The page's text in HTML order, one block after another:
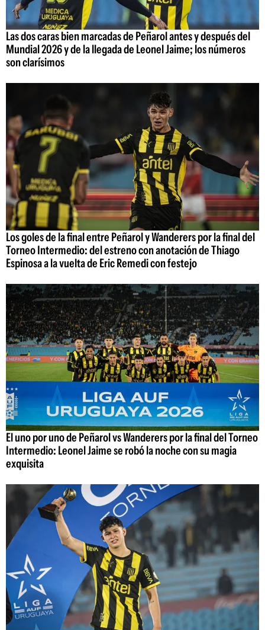
Las dos caras bien marcadas de Peñarol antes y después del
Mundial 2026 y de la llegada de Leonel Jaime; los números
son clarísimos
Los goles de la final entre Peñarol y Wanderers por la final del
Torneo Intermedio: del estreno con anotación de Thiago
Espinosa a la vuelta de Eric Remedi con festejo
El uno por uno de Peñarol vs Wanderers por la final del Torneo
Intermedio: Leonel Jaime se robó la noche con su magia
exquisita